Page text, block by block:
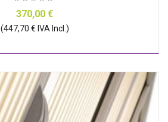
370,00 €
(447,70 € IVA Incl.)